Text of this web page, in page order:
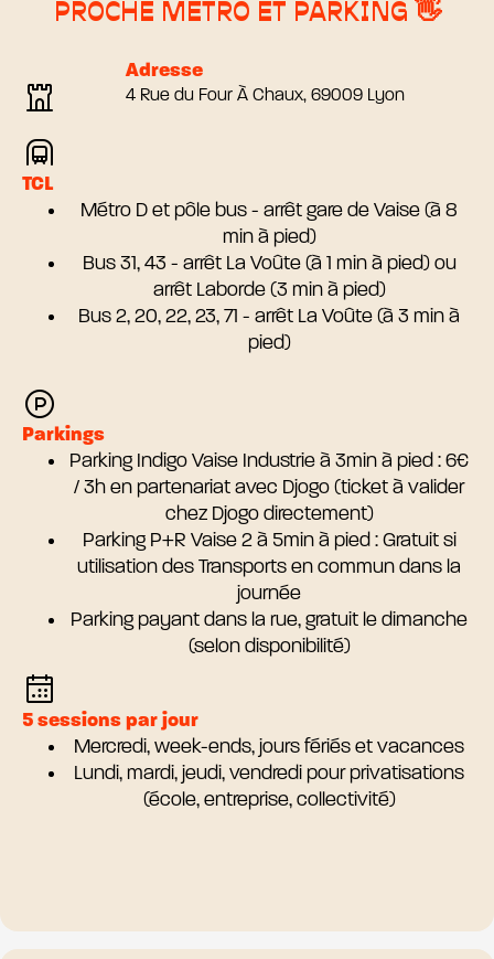
PROCHE MÉTRO ET PARKING 👋
Adresse
4 Rue du Four À Chaux, 69009 Lyon
TCL
Métro D et pôle bus - arrêt gare de Vaise (à 8
min à pied)
Bus 31, 43 - arrêt La Voûte (à 1 min à pied) ou
arrêt Laborde (3 min à pied)
Bus 2, 20, 22, 23, 71 - arrêt La Voûte (à 3 min à
pied)
Parkings
Parking Indigo Vaise Industrie à 3min à pied : 6€
/ 3h en partenariat avec Djogo (ticket à valider
chez Djogo directement)
Parking P+R Vaise 2 à 5min à pied : Gratuit si
utilisation des Transports en commun dans la
journée
Parking payant dans la rue, gratuit le dimanche
(selon disponibilité)
5 sessions par jour
Mercredi, week-ends, jours fériés et vacances
Lundi, mardi, jeudi, vendredi pour privatisations
(école, entreprise, collectivité)